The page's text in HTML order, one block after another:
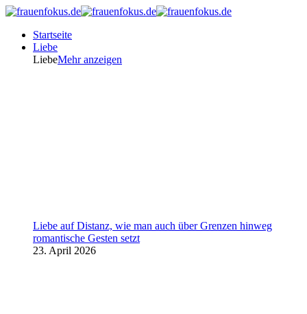
Startseite
Liebe
LiebeMehr anzeigen
Liebe auf Distanz, wie man auch über Grenzen hinweg
romantische Gesten setzt
23. April 2026